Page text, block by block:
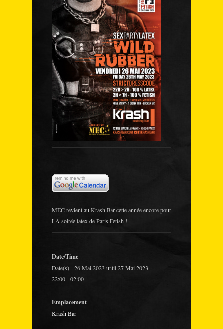
MEC revient au Krash Bar cette année encore pour
LA soirée latex de Paris Fetish !
Date/Time
Date(s) - 26 Mai 2023 until 27 Mai 2023
22:00 - 02:00
Emplacement
Krash Bar